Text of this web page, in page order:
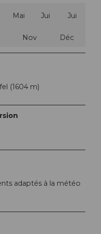
Mai Jui Jui
Nov Déc
(1604 m)
adaptés à la météo